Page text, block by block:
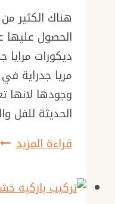
–
في
جدة
هناك الكثير
الحصول عليها
ديكورات
مريا جدراية
وجودها لانها
الحديثة للفل
قراءة المزيدتركيب